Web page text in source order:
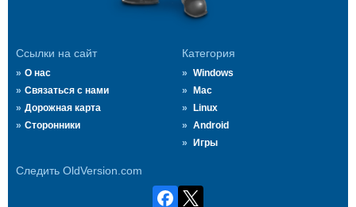
Ссылки на сайт
О нас
Связаться с нами
Дорожная карта
Сторонники
Категория
Windows
Mac
Linux
Android
Игры
Следить OldVersion.com